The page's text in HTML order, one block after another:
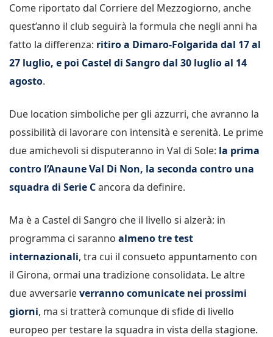
Come riportato dal Corriere del Mezzogiorno, anche
quest’anno il club seguirà la formula che negli anni ha
fatto la differenza: ritiro a Dimaro-Folgarida dal 17 al
27 luglio, e poi Castel di Sangro dal 30 luglio al 14
agosto.
Due location simboliche per gli azzurri, che avranno la
possibilità di lavorare con intensità e serenità. Le prime
due amichevoli si disputeranno in Val di Sole: la prima
contro l’Anaune Val Di Non, la seconda contro una
squadra di Serie Cancora da definire.
Ma è a Castel di Sangro che il livello si alzerà: in
programma ci saranno almeno tre test
internazionali, tra cui il consueto appuntamento con
il Girona, ormai una tradizione consolidata. Le altre
due avversarieverranno comunicate nei prossimi
giorni, ma si tratterà comunque di sfide di livello
europeo per testare la squadra in vista della stagione.